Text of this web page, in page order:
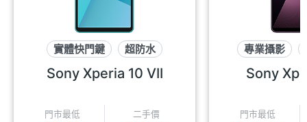
實體快門鍵
超防水
可插記憶卡
Sony Xperia 10 VII
門市最低 二手價
專業攝影
3.5mm
Sony
門市最低